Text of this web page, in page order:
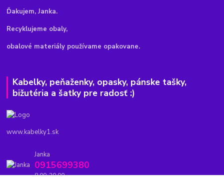
Ďakujem, Janka.
Recyklujeme obaly,
obalové materiály používame opakovane.
Kabelky, peňaženky, opasky, pánske tašky,
bižutéria a šatky pre radosť :)
www.kabelky1.sk
Janka
0915699380